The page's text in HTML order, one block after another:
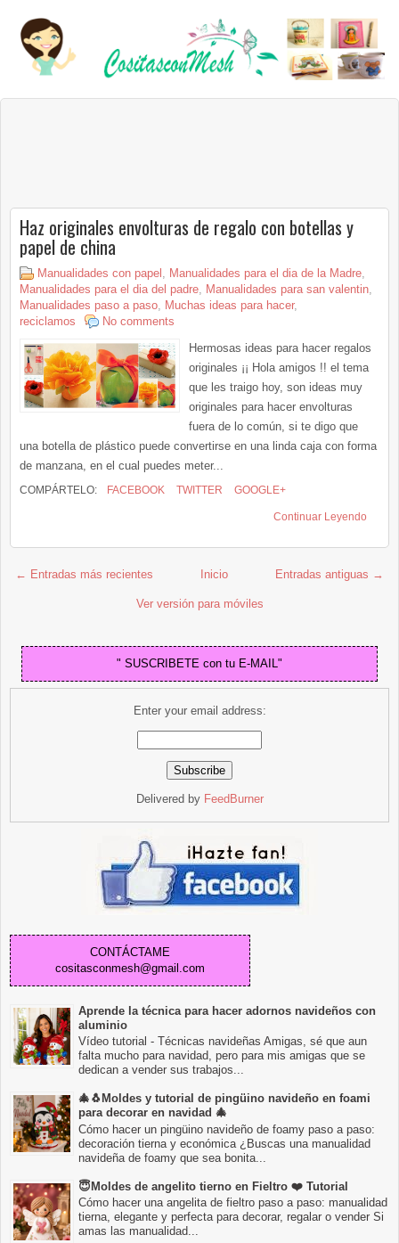
Haz originales envolturas de regalo con botellas y
papel de china
Manualidades con papel Manualidades para el dia de la Madre
Manualidades para el dia del padre Manualidades para san valentin
Manualidades paso a paso Muchas ideas para hacer,
reciclamos
No comments
Hermosas ideas para hacer regalos
originales ¡¡ Hola amigos !! el tema
que les traigo hoy, son ideas muy
originales para hacer envolturas
fuera de lo común, si te digo que
una botella de plástico puede convertirse en una linda caja con forma
de manzana, en el cual puedes meter...
COMPÁRTELO: FACEBOOK TWITTER GOOGLE+
Continuar Leyendo
← Entradas más recientes Entradas antiguas →
Inicio
Ver versión para móviles
" SUSCRIBETE con tu E-MAIL"
Enter your email address:
Delivered by FeedBurner
CONTÁCTAME
cositasconmesh@gmail.com
Aprende la técnica para hacer adornos navideños con
aluminio
Vídeo tutorial - Técnicas navideñas Amigas, sé que aun
falta mucho para navidad, pero para mis amigas que se
dedican a vender sus trabajos...
🎄🐧Moldes y tutorial de pingüino navideño en foami
para decorar en navidad 🎄
Cómo hacer un pingüino navideño de foamy paso a paso:
decoración tierna y económica ¿Buscas una manualidad
navideña de foamy que sea bonita...
😇Moldes de angelito tierno en Fieltro ❤️ Tutorial
Cómo hacer una angelita de fieltro paso a paso: manualidad
tierna, elegante y perfecta para decorar, regalar o vender Si
amas las manualidad...